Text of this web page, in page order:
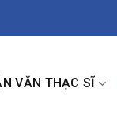
VĂN THẠC SĨ